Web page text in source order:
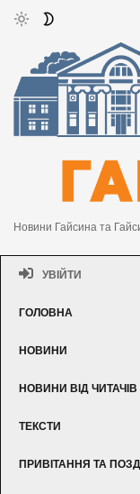
Новини Гайсина та
УВІЙТИ
ГОЛОВНА
НОВИНИ
НОВИНИ ВІД ЧИТАЧІВ
ТЕКСТИ
ПРИВІТАННЯ ТА